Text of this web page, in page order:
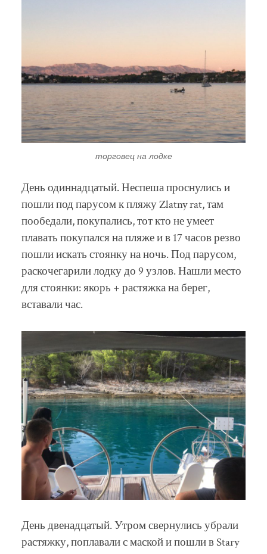
торговец на лодке
День одиннадцатый. Неспеша проснулись и
пошли под парусом к пляжу Zlatny rat, там
пообедали, покупались, тот кто не умеет
плавать покупался на пляже и в 17 часов резво
пошли искать стоянку на ночь. Под парусом,
раскочегарили лодку до 9 узлов. Нашли место
для стоянки: якорь + растяжка на берег,
вставали час.
День двенадцатый. Утром свернулись убрали
растяжку, поплавали с маской и пошли в Stary